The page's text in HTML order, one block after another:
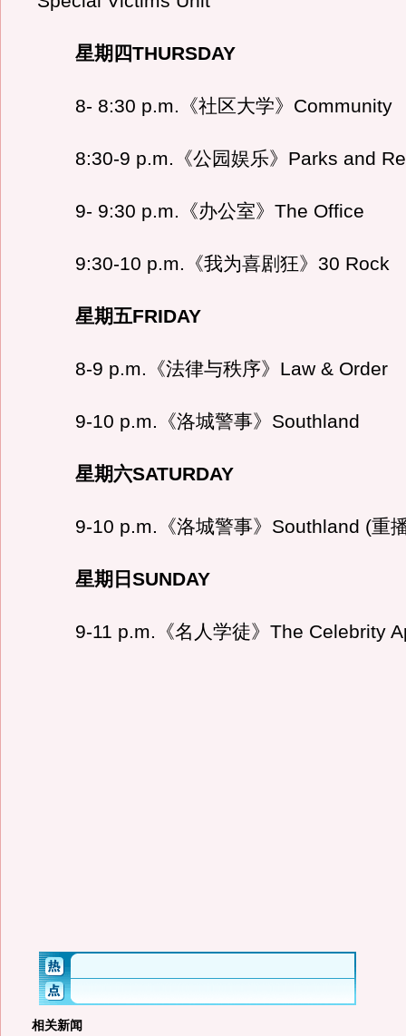
星期四THURSDAY
8- 8:30 p.m.《社区大学》Community
8:30-9 p.m.《公园娱乐》Parks and
9- 9:30 p.m.《办公室》The Office
9:30-10 p.m.《我为喜剧狂》30 Rock
星期五FRIDAY
8-9 p.m.《法律与秩序》Law & Order
9-10 p.m.《洛城警事》Southland
星期六SATURDAY
9-10 p.m.《洛城警事》Southland (重
星期日SUNDAY
9-11 p.m.《名人学徒》The Celebrity
相关新闻